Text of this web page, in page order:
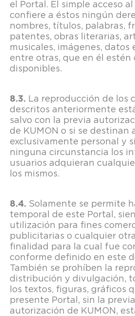
el Portal. El simple acceso
confiere a éstos ningún
nombres, títulos, palabras,
patentes, obras literarias,
musicales, imágenes, datos
entre otras, que en él estén
disponibles.
La reproducción de los
descritos anteriormente
salvo con la previa
de KUMON o si se destinan
exclusivamente personal y
ninguna circunstancia los
usuarios adquieran
los mismos.
Solamente se permite
temporal de este Portal,
utilización para fines
publicitarias o cualquier
finalidad para la cual fue
conforme definido en este
También se prohíben la
distribución y divulgación,
los textos, figuras, gráficos
presente Portal, sin la
autorización de KUMON,